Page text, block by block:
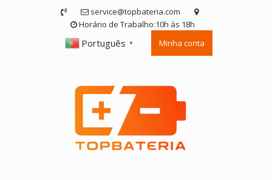
service@topbateria.com
Horário de Trabalho:10h às 18h
Português ▼ Minha conta